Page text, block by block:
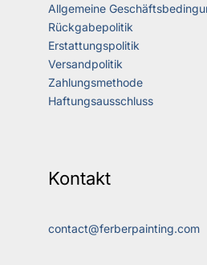
Allgemeine
Rückgabepolitik
Erstattungspolitik
Versandpolitik
Zahlungsmethode
Haftungsausschluss
Kontakt
contact@ferberpainting.com